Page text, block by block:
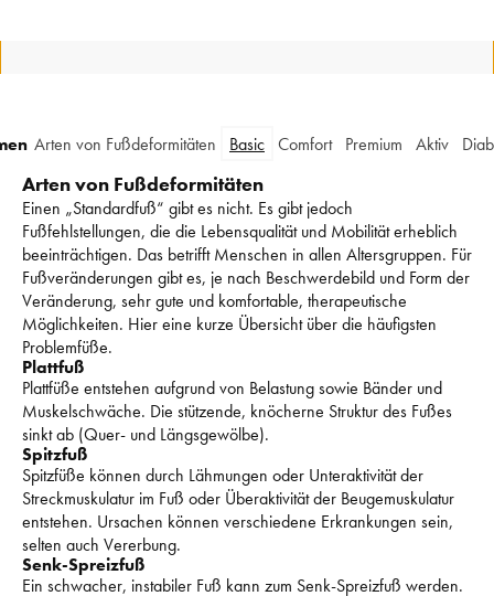
Arten von Fußdeformitäten Basic Comfort Premium Aktiv
Arten von Fußdeformitäten
Einen „Standardfuß“ gibt es nicht. Es gibt jedoch
Fußfehlstellungen, die die Lebensqualität und Mobilität erheblich
beeinträchtigen. Das betrifft Menschen in allen Altersgruppen. Für
Fußveränderungen gibt es, je nach Beschwerdebild und Form der
Veränderung, sehr gute und komfortable, therapeutische
Möglichkeiten. Hier eine kurze Übersicht über die häufigsten
Problemfüße.
Plattfuß
Plattfüße entstehen aufgrund von Belastung sowie Bänder und
Muskelschwäche. Die stützende, knöcherne Struktur des Fußes
sinkt ab (Quer- und Längsgewölbe).
Spitzfuß
Spitzfüße können durch Lähmungen oder Unteraktivität der
Streckmuskulatur im Fuß oder Überaktivität der Beugemuskulatur
entstehen. Ursachen können verschiedene Erkrankungen sein,
selten auch Vererbung.
Senk-Spreizfuß